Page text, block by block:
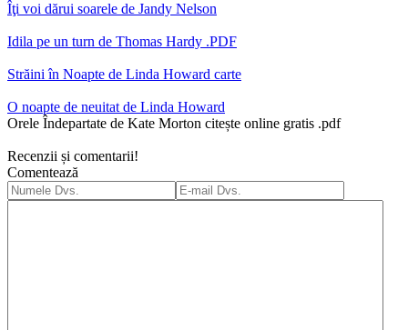
Îţi voi dărui soarele de Jandy Nelson
Idila pe un turn de Thomas Hardy .PDF
Străini în Noapte de Linda Howard carte
O noapte de neuitat de Linda Howard
Orele Îndepartate de Kate Morton citește online gratis .pdf
Recenzii și comentarii!
Comentează